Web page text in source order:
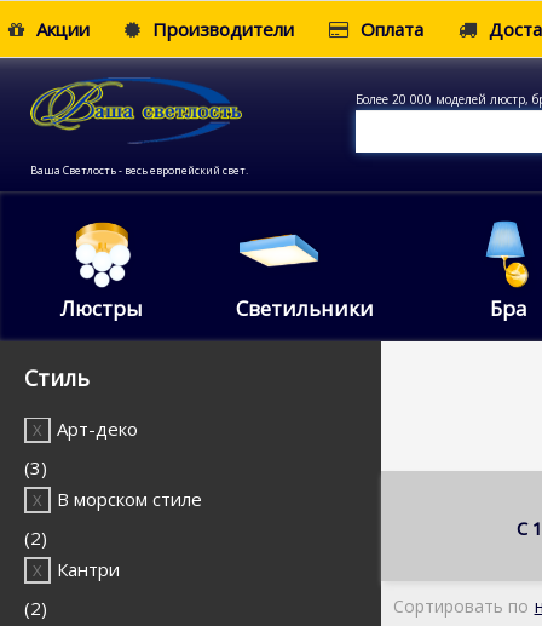
Акции Производители Оплата
Ваша Светлость - весь европейский свет.
Более 20 000 моделей люстр,
Люстры Светильники Бра
Стиль
Арт-деко
(3)
В морском стиле
(2)
Кантри
(2)
С
Сортировать по